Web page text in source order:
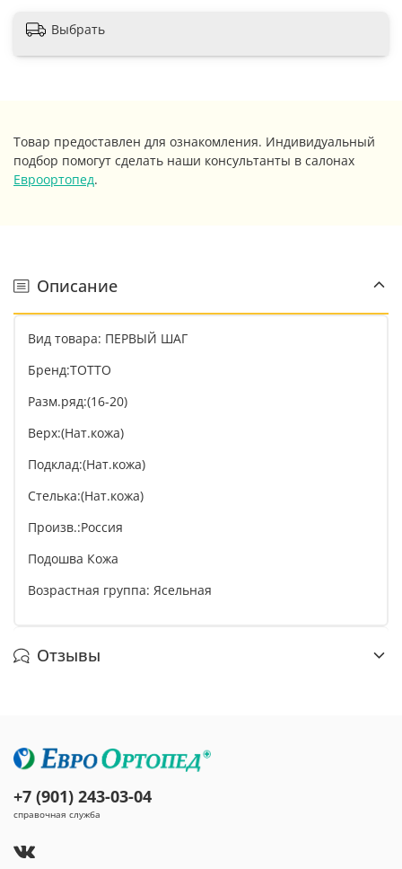
Выбрать
Товар предоставлен для ознакомления. Индивидуальный
подбор помогут сделать наши консультанты в салонах
Евроортопед.
Описание
Вид товара: ПЕРВЫЙ ШАГ
Бренд:ТОТТО
Разм.ряд:(16-20)
Верх:(Нат.кожа)
Подклад:(Нат.кожа)
Стелька:(Нат.кожа)
Произв.:Россия
Подошва Кожа
Возрастная группа: Ясельная
Отзывы
+7 (901) 243-03-04
справочная служба